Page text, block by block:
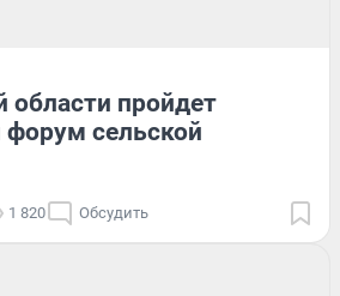
области пройдет
сельской
1 820 Обсудить